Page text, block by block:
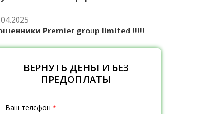
Premier group limited !!!!!
ВЕРНУТЬ ДЕНЬГИ БЕЗ
ПРЕДОПЛАТЫ
Ваш телефон *